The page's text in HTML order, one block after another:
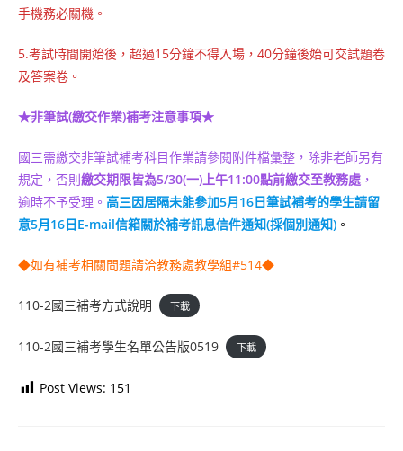
手機務必關機。
5.考試時間開始後，超過15分鐘不得入場，40分鐘後始可交試題卷
及答案卷。
★非筆試(繳交作業)補考注意事項★
國三需繳交非筆試補考科目作業請參閱附件檔彙整，除非老師另有
規定，否則繳交期限皆為5/30(一)上午11:00點前繳交至教務處 ，
逾時不予受理。 高三因居隔未能參加5月16日筆試補考的學生請留
意5月16日E-mail信箱關於補考訊息信件通知(採個別通知) 。
◆如有補考相關問題請洽教務處教學組#514◆
110-2國三補考方式說明 下載
110-2國三補考學生名單公告版0519 下載
Post Views: 151